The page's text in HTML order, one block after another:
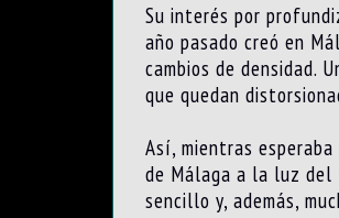
Su interés por
año pasado creó en
cambios de densidad.
que quedan
Así, mientras
de Málaga a la luz del
sencillo y, además,